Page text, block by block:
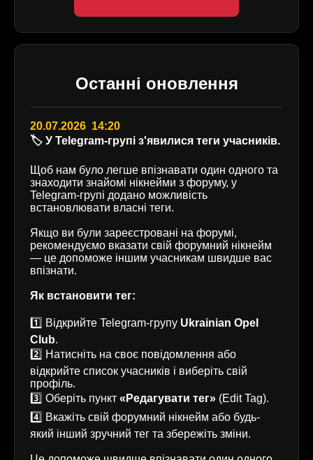
Останні оновлення
20.07.2026 14:20
🏷️ У Telegram-групі з'явилися теги учасників.
Щоб нам було легше впізнавати один одного та
знаходити знайомі нікнейми з форуму, у
Telegram-групі додано можливість
встановлювати власні теги.
Якщо ви були зареєстровані на форумі,
рекомендуємо вказати свій форумний нікнейм
— це допоможе іншим учасникам швидше вас
впізнати.
Як встановити тег:
1️⃣ Відкрийте Telegram-групу Ukrainian Opel
Club.
2️⃣ Натисніть на своє повідомлення або
відкрийте список учасників і виберіть свій
профіль.
3️⃣ Оберіть пункт «Редагувати тег» (Edit Tag).
4️⃣ Вкажіть свій форумний нікнейм або будь-
який інший зручний тег та збережіть зміни.